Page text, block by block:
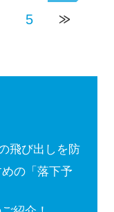
5
飛び出しを防
の「落下予